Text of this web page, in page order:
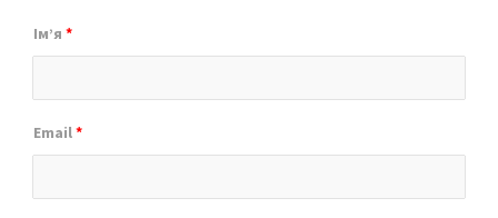
Ім’я *
Email*